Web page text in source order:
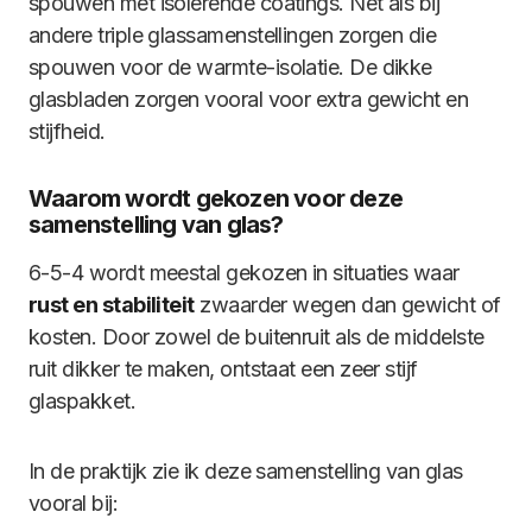
andere triple glassamenstellingen zorgen die
spouwen voor de warmte-isolatie. De dikke
glasbladen zorgen vooral voor extra gewicht en
stijfheid.
Waarom wordt gekozen voor deze
samenstelling van glas?
6-5-4 wordt meestal gekozen in situaties waar
rust en stabiliteitzwaarder wegen dan gewicht of
kosten. Door zowel de buitenruit als de middelste
ruit dikker te maken, ontstaat een zeer stijf
glaspakket.
In de praktijk zie ik deze samenstelling van glas
vooral bij: